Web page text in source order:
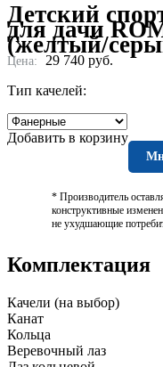
Детский
для дачи
(желтый/
Цена: 29 740 руб.
Тип качелей:
Добавить в корзину
* Производитель
конструктивные
не ухудшающие
Комплектация
Качели (на выбор)
Канат
Кольца
Веревочный лаз